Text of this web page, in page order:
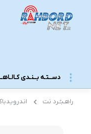
دســتـه بــنـدی
مــودم 3G/4G/5G/TD-LTEراهـبـُـرد نت